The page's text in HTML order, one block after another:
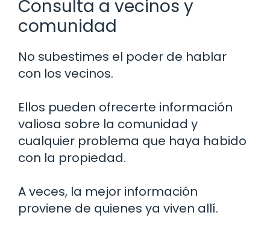
Consulta a vecinos y
comunidad
No subestimes el poder de hablar
con los vecinos.
Ellos pueden ofrecerte información
valiosa sobre la comunidad y
cualquier problema que haya habido
con la propiedad.
A veces, la mejor información
proviene de quienes ya viven allí.